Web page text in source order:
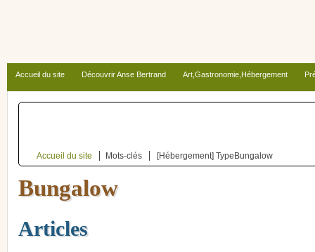
Accueil du site Découvrir Anse Bertrand Art,Gastronomie,Hébergement
Autour d’Anse Bertrand
Accueil du site Mots-clés [Hébergement] TypeBungalow
Bungalow
Articles